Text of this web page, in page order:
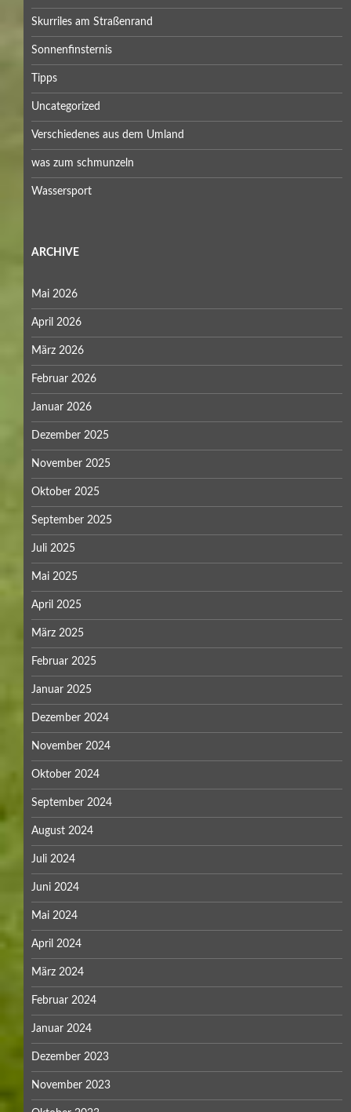
Skurriles am Straßenrand
Sonnenfinsternis
Tipps
Uncategorized
Verschiedenes aus dem Umland
was zum schmunzeln
Wassersport
ARCHIVE
Mai 2026
April 2026
März 2026
Februar 2026
Januar 2026
Dezember 2025
November 2025
Oktober 2025
September 2025
Juli 2025
Mai 2025
April 2025
März 2025
Februar 2025
Januar 2025
Dezember 2024
November 2024
Oktober 2024
September 2024
August 2024
Juli 2024
Juni 2024
Mai 2024
April 2024
März 2024
Februar 2024
Januar 2024
Dezember 2023
November 2023